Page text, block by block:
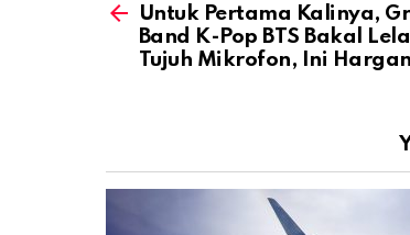
moreUntuk Pertama Kalinya,
Band K-Pop BTS Bakal
Tujuh Mikrofon, Ini